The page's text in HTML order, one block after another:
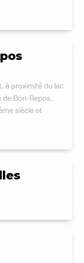
à proximité du lac
de Bon-Repos,
siècle et